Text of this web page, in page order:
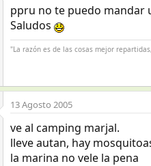
ppru no te puedo mandar
Saludos
"La razón es de las cosas mejor
13 Agosto 2005
ve al camping marjal.
lleve autan, hay
la marina no vele la pena